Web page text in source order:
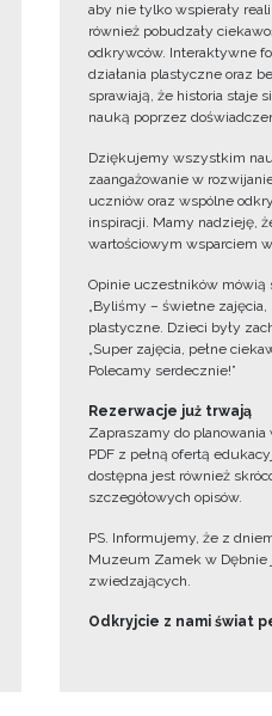
aby nie tylko wspierały
również pobudzały
odkrywców. Interaktywne
działania plastyczne oraz
sprawiają, że historia staje
nauką poprzez
Dziękujemy wszystkim
zaangażowanie w
uczniów oraz wspólne
inspiracji. Mamy nadzieję,
wartościowym wsparciem
Opinie uczestników mówią
„Byliśmy – świetne
plastyczne. Dzieci były
„Super zajęcia, pełne
Polecamy serdecznie!”
Rezerwacje już trwają
Zapraszamy do
PDF z pełną ofertą
dostępna jest również
szczegółowych opisów.
PS. Informujemy, że z
Muzeum Zamek w Dębnie
zwiedzających.
Odkryjcie z nami świat